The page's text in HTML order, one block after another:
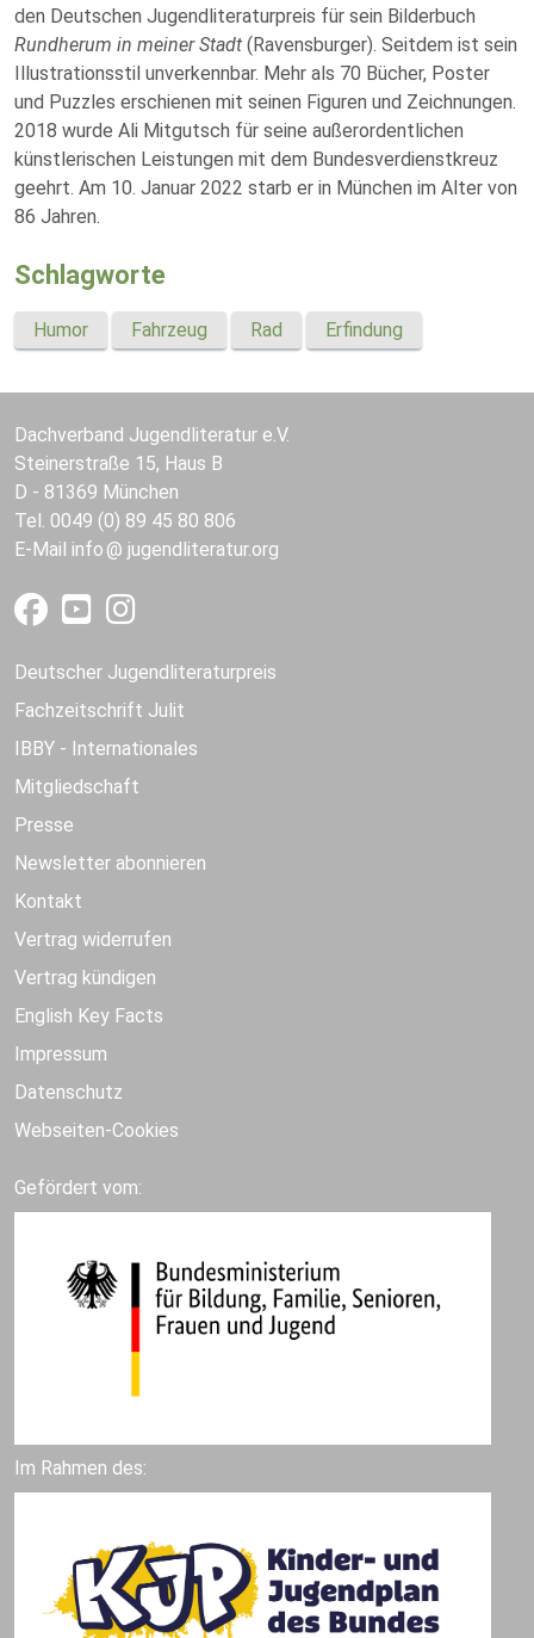
den Deutschen Jugendliteraturpreis für sein Bilderbuch
Rundherum in meiner Stadt (Ravensburger). Seitdem ist sein
Illustrationsstil unverkennbar. Mehr als 70 Bücher, Poster
und Puzzles erschienen mit seinen Figuren und Zeichnungen.
2018 wurde Ali Mitgutsch für seine außerordentlichen
künstlerischen Leistungen mit dem Bundesverdienstkreuz
geehrt. Am 10. Januar 2022 starb er in München im Alter von
86 Jahren.
Schlagworte
Humor Fahrzeug Rad Erfindung
Dachverband Jugendliteratur e.V.
Steinerstraße 15, Haus B
D - 81369 München
Tel. 0049 (0) 89 45 80 806
E-Mail info jugendliteratur.org
Deutscher Jugendliteraturpreis
Fachzeitschrift Julit
IBBY - Internationales
Mitgliedschaft
Presse
Newsletter abonnieren
Kontakt
Vertrag widerrufen
Vertrag kündigen
English Key Facts
Impressum
Datenschutz
Webseiten-Cookies
Gefördert vom:
Im Rahmen des: